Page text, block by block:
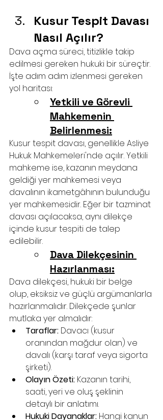
Kusur Tespit Davası
Nasıl Açılır?
Dava açma süreci, titizlikle takip
edilmesi gereken hukuki bir süreçtir.
İşte adım adım izlenmesi gereken
yol haritası:
Yetkili ve Görevli
Mahkemenin
Belirlenmesi:
Kusur tespit davası, genellikle Asliye
Hukuk Mahkemeleri'nde açılır. Yetkili
mahkeme ise, kazanın meydana
geldiği yer mahkemesi veya
davalının ikametgâhının bulunduğu
yer mahkemesidir. Eğer bir tazminat
davası açılacaksa, aynı dilekçe
içinde kusur tespiti de talep
edilebilir.
Dava Dilekçesinin
Hazırlanması:
Dava dilekçesi, hukuki bir belge
olup, eksiksiz ve güçlü argümanlarla
hazırlanmalıdır. Dilekçede şunlar
mutlaka yer almalıdır:
Taraflar: Davacı (kusur
oranından mağdur olan) ve
davalı (karşı taraf veya sigorta
şirketi).
Olayın Özeti: Kazanın tarihi,
saati, yeri ve oluş şeklinin
detaylı bir anlatımı.
Hukuki Dayanaklar: Hangi kanun